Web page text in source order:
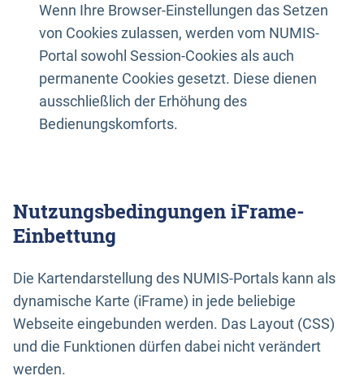
Wenn Ihre Browser-Einstellungen das Setzen
von Cookies zulassen, werden vom NUMIS-
Portal sowohl Session-Cookies als auch
permanente Cookies gesetzt. Diese dienen
ausschließlich der Erhöhung des
Bedienungskomforts.
Nutzungsbedingungen iFrame-
Einbettung
Die Kartendarstellung des NUMIS-Portals kann als
dynamische Karte (iFrame) in jede beliebige
Webseite eingebunden werden. Das Layout (CSS)
und die Funktionen dürfen dabei nicht verändert
werden.